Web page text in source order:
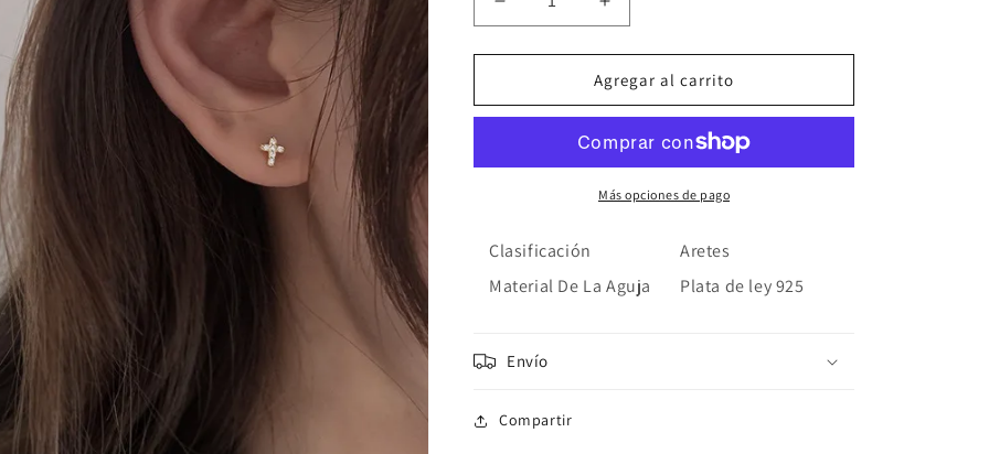
Reducir
cantidad
para
Cruz
Aumentar
cantidad
para
Aretes
Cruz
925
Agregar al carrito
Más opciones de pago
Clasificación
Aretes
Material De La Aguja
Plata de ley 925
Envío
Compartir